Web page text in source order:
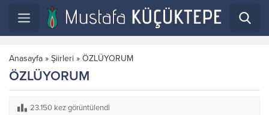
Anasayfa » Şiirleri » ÖZLÜYORUM
ÖZLÜYORUM
23.150 kez görüntülendi